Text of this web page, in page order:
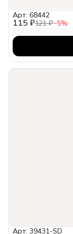
115 ₽121 ₽−5%
Арт: 68442
Арт: 39431-SD